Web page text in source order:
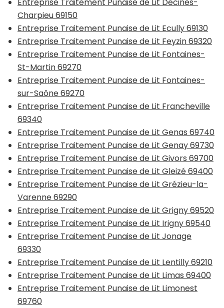
Entreprise Traitement Punaise de Lit Décines-
Charpieu 69150
Entreprise Traitement Punaise de Lit Ecully 69130
Entreprise Traitement Punaise de Lit Feyzin 69320
Entreprise Traitement Punaise de Lit Fontaines-
St-Martin 69270
Entreprise Traitement Punaise de Lit Fontaines-
sur-Saône 69270
Entreprise Traitement Punaise de Lit Francheville
69340
Entreprise Traitement Punaise de Lit Genas 69740
Entreprise Traitement Punaise de Lit Genay 69730
Entreprise Traitement Punaise de Lit Givors 69700
Entreprise Traitement Punaise de Lit Gleizé 69400
Entreprise Traitement Punaise de Lit Grézieu-la-
Varenne 69290
Entreprise Traitement Punaise de Lit Grigny 69520
Entreprise Traitement Punaise de Lit Irigny 69540
Entreprise Traitement Punaise de Lit Jonage
69330
Entreprise Traitement Punaise de Lit Lentilly 69210
Entreprise Traitement Punaise de Lit Limas 69400
Entreprise Traitement Punaise de Lit Limonest
69760